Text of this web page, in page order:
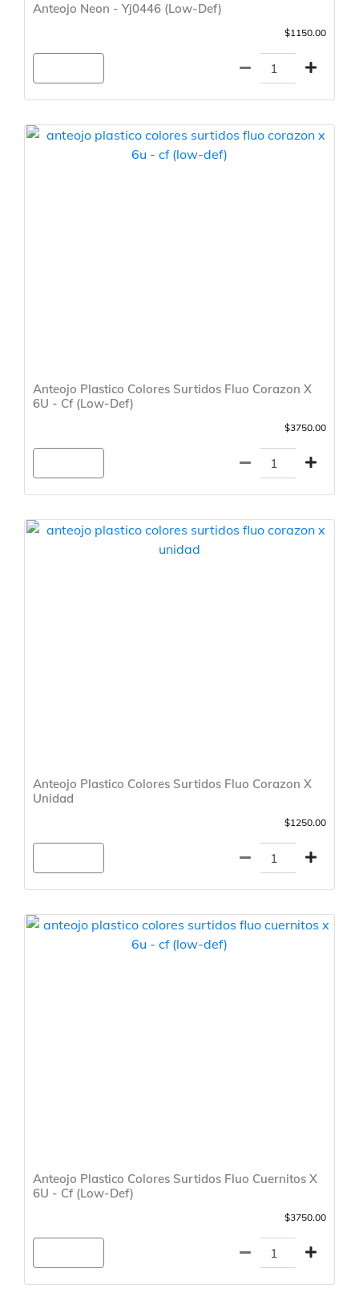
Anteojo Neon - Yj0446 (Low-Def)
$1150.00
Anteojo Plastico Colores Surtidos Fluo Corazon X
6U - Cf (Low-Def)
$3750.00
Anteojo Plastico Colores Surtidos Fluo Corazon X
Unidad
$1250.00
Anteojo Plastico Colores Surtidos Fluo Cuernitos X
6U - Cf (Low-Def)
$3750.00